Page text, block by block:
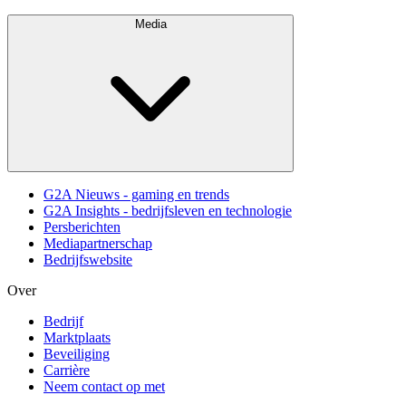
Media
G2A Nieuws - gaming en trends
G2A Insights - bedrijfsleven en technologie
Persberichten
Mediapartnerschap
Bedrijfswebsite
Over
Bedrijf
Marktplaats
Beveiliging
Carrière
Neem contact op met